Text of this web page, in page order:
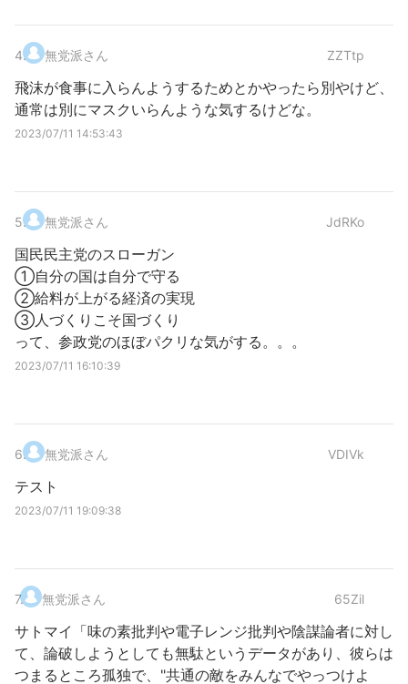
4. 無党派さん ZZTtp
飛沫が食事に入らんようするためとかやったら別やけど、
通常は別にマスクいらんような気するけどな。
2023/07/11 14:53:43
5. 無党派さん JdRKo
国民民主党のスローガン
①自分の国は自分で守る
②給料が上がる経済の実現
③人づくりこそ国づくり
って、参政党のほぼパクリな気がする。。。
2023/07/11 16:10:39
6. 無党派さん VDIVk
テスト
2023/07/11 19:09:38
7. 無党派さん 65Zil
サトマイ「味の素批判や電子レンジ批判や陰謀論者に対し
て、論破しようとしても無駄というデータがあり、彼らは
つまるところ孤独で、"共通の敵をみんなでやっつけよ